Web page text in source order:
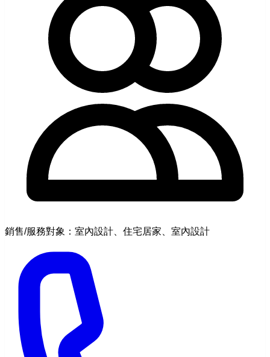
銷售/服務對象：室內設計、住宅居家、室內設計